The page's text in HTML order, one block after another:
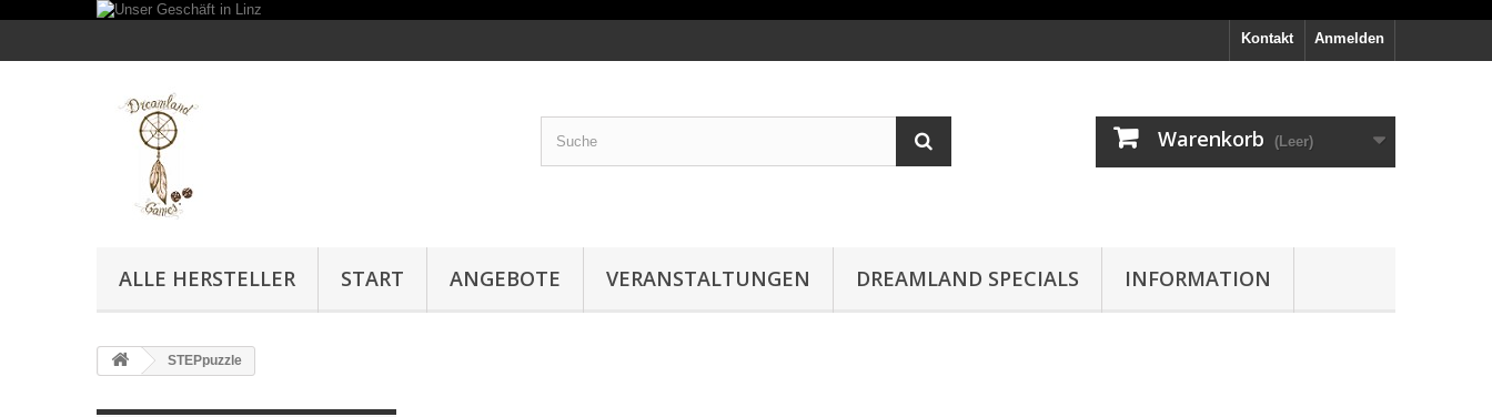
Anmelden
Kontakt
Warenkorb (Leer)
ALLE HERSTELLER START ANGEBOTE VERANSTALTUNGEN DREAMLAND SPECIALS INFORMATION
STEPpuzzle